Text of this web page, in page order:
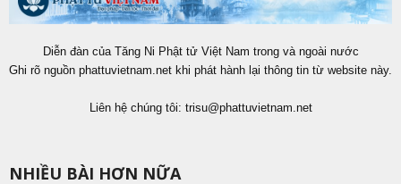
Diễn đàn của Tăng Ni Phật tử Việt Nam trong và ngoài nước
Ghi rõ nguồn phattuvietnam.net khi phát hành lại thông tin từ website này.
Liên hệ chúng tôi: trisu@phattuvietnam.net
NHIỀU BÀI HƠN NỮA